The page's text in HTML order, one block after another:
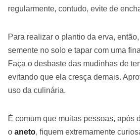
regularmente, contudo, evite de
Para realizar o plantio da erva,
semente no solo e tapar com uma
Faça o desbaste das mudinhas de
evitando que ela cresça demais.
uso da culinária.
É comum que muitas pessoas, após
o aneto, fiquem extremamente